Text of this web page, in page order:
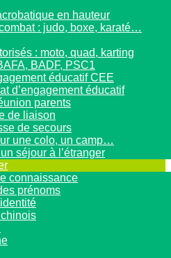
en hauteur
: judo, boxe, karaté…
: moto, quad, karting
BADF, PSC1
éducatif CEE
d’engagement éducatif
parents
de liaison
de secours
une colo, un camp…
séjour à l’étranger
connaissance
prénoms